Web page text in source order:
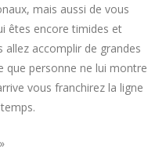
mais aussi de vous
êtes encore timides et
allez accomplir de grandes
que personne ne lui montre
vous franchirez la ligne